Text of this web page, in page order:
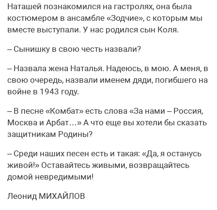
Наташей познакомился на гастролях, она была
костюмером в ансамбле «Зодчие», с которым мы
вместе выступали. У нас родился сын Коля.
– Сынишку в свою честь назвали?
– Назвала жена Наталья. Надеюсь, в мою. А меня, в
свою очередь, назвали именем дяди, погибшего на
войне в 1943 году.
– В песне «Комбат» есть слова «За нами – Россия,
Москва и Арбат…» А что еще вы хотели бы сказать
защитникам Родины?
– Среди наших песен есть и такая: «Да, я останусь
живой!» Оставайтесь живыми, возвращайтесь
домой невредимыми!
Леонид МИХАЙЛОВ